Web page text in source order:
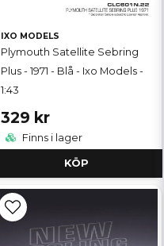
IXO MODELS
Plymouth Satellite Sebring
Plus - 1971 - Blå - Ixo Models -
1:43
329 kr
Finns i lager
KÖP